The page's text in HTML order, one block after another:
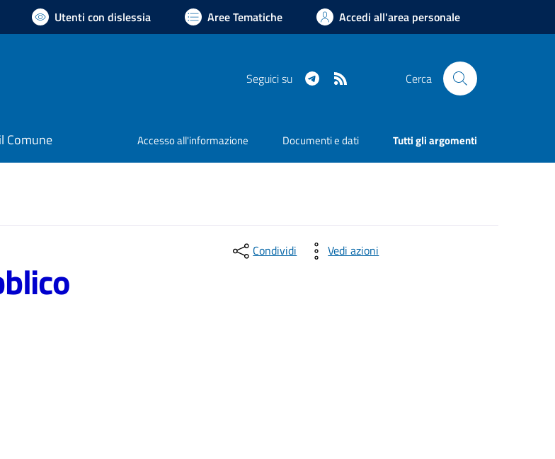
Utenti con dislessia Aree Tematiche Accedi all'area personale
Seguici su Telegram Cerca
Comune Accesso all'informazione Documenti e dati Tutti gli argomenti
Condividi Vedi azioni